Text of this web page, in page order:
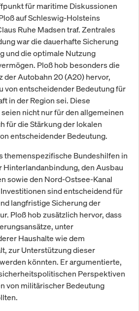
für maritime Diskussionen
auf Schleswig-Holsteins
Ruhe Madsen traf. Zentrales
war die dauerhafte Sicherung
und die optimale Nutzung
Ploß hob besonders die
der Autobahn 20 (A20) hervor,
von entscheidender Bedeutung für
in der Region sei. Diese
nicht nur für den allgemeinen
für die Stärkung der lokalen
entscheidender Bedeutung.
themenspezifische Bundeshilfen in
den Ausbau
sowie den Nord-Ostsee-Kanal
sind entscheidend für
langfristige Sicherung der
Ploß hob zusätzlich hervor, dass
unter
Haushalte wie dem
zur Unterstützung dieser
könnten. Er argumentierte,
Perspektiven
von militärischer Bedeutung